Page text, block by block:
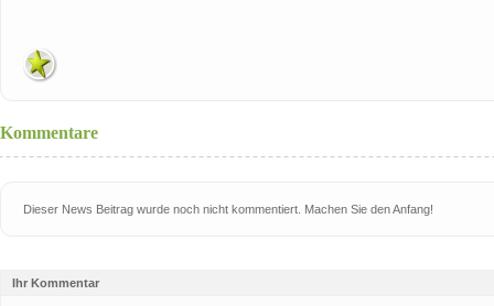
Kommentare
Dieser News Beitrag wurde noch nicht kommentiert. Machen Sie den Anfang!
Ihr Kommentar